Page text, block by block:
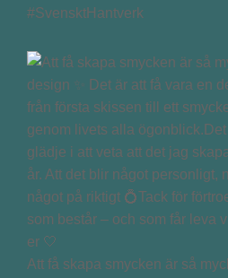
#SvensktHantverk
Att få skapa smycken är så